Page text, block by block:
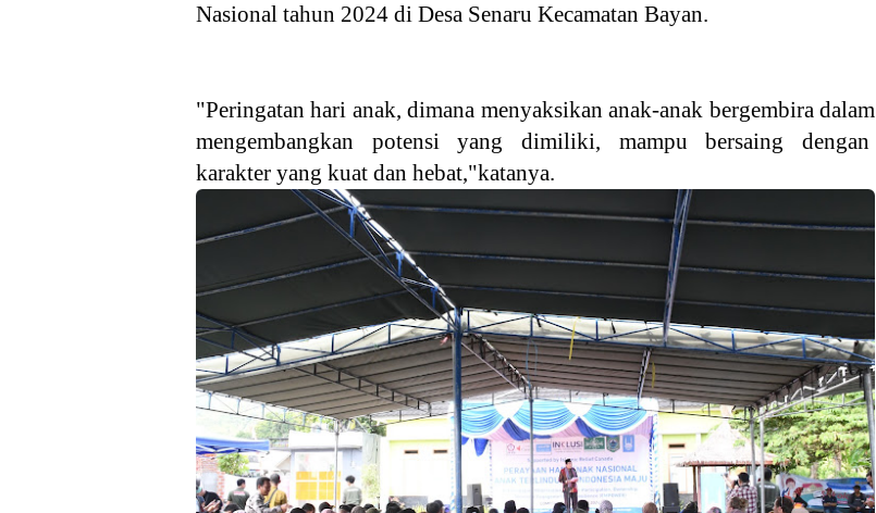
Nasional tahun 2024 di Desa Senaru Kecamatan Bayan.
"Peringatan hari anak, dimana menyaksikan anak-anak bergembira dalam
mengembangkan potensi yang dimiliki, mampu bersaing dengan
karakter yang kuat dan hebat,"katanya.